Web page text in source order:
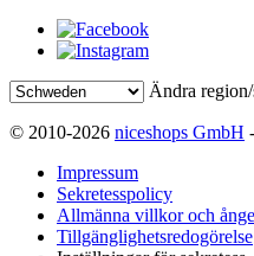
Ändra
© 2010-2026 niceshops GmbH
Impressum
Sekretesspolicy
Allmänna villkor och
Tillgänglighetsredogörelse